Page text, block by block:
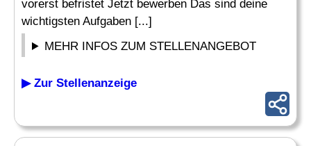
vorerst befristet Jetzt bewerben Das sind deine
wichtigsten Aufgaben [...]
MEHR INFOS ZUM STELLENANGEBOT
▶ Zur Stellenanzeige